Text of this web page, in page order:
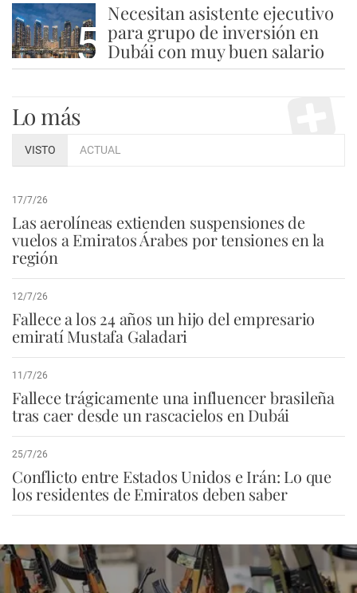
5
Necesitan asistente ejecutivo
para grupo de inversión en
Dubái con muy buen salario
Lo más
VISTO ACTUAL
17/7/26
Las aerolíneas extienden suspensiones de
vuelos a Emiratos Árabes por tensiones en la
región
12/7/26
Fallece a los 24 años un hijo del empresario
emiratí Mustafa Galadari
11/7/26
Fallece trágicamente una influencer brasileña
tras caer desde un rascacielos en Dubái
25/7/26
Conflicto entre Estados Unidos e Irán: Lo que
los residentes de Emiratos deben saber